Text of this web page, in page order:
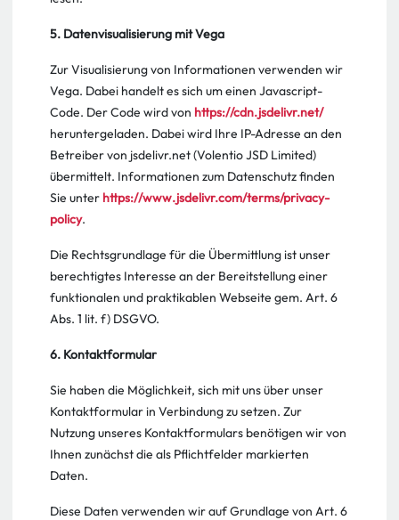
5. Datenvisualisierung mit Vega
Zur Visualisierung von Informationen verwenden wir
Vega. Dabei handelt es sich um einen Javascript-
Code. Der Code wird von https://cdn.jsdelivr.net/
heruntergeladen. Dabei wird Ihre IP-Adresse an den
Betreiber von jsdelivr.net (Volentio JSD Limited)
übermittelt. Informationen zum Datenschutz finden
Sie unter https://www.jsdelivr.com/terms/privacy-
policy.
Die Rechtsgrundlage für die Übermittlung ist unser
berechtigtes Interesse an der Bereitstellung einer
funktionalen und praktikablen Webseite gem. Art. 6
Abs. 1 lit. f) DSGVO.
6. Kontaktformular
Sie haben die Möglichkeit, sich mit uns über unser
Kontaktformular in Verbindung zu setzen. Zur
Nutzung unseres Kontaktformulars benötigen wir von
Ihnen zunächst die als Pflichtfelder markierten
Daten.
Diese Daten verwenden wir auf Grundlage von Art. 6